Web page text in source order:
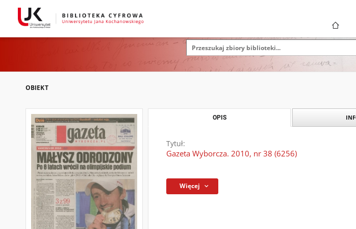
OBIEKT
OPIS
Tytuł:
Gazeta Wyborcza. 2010, nr 38 (6256)
Więcej